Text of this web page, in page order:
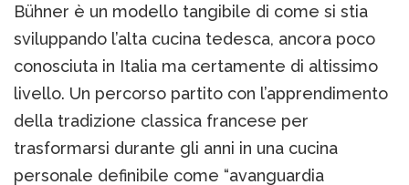
Bühner è un modello tangibile di come si stia
sviluppando l’alta cucina tedesca, ancora poco
conosciuta in Italia ma certamente di altissimo
livello. Un percorso partito con l’apprendimento
della tradizione classica francese per
trasformarsi durante gli anni in una cucina
personale definibile come “avanguardia